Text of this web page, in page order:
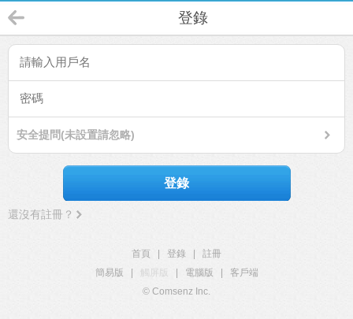
登錄
安全提問(未設置請忽略)
登錄
還沒有註冊？
首頁 登錄
註冊
簡易版
觸屏版 電腦版
客戶端
© Comsenz Inc.